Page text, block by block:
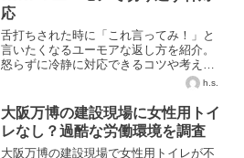
応
舌打ちされた時に「これ言ってみ！」と
言いたくなるユーモアな返し方を紹介。
怒らずに冷静に対応できるコツや考え方
h.s.
大阪万博の建設現場に女性用トイ
レなし？過酷な労働環境を調査
大阪万博の建設現場で女性用トイレが不